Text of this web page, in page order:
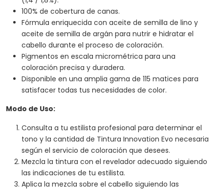
100% de cobertura de canas.
Fórmula enriquecida con aceite de semilla de lino y
aceite de semilla de argán para nutrir e hidratar el
cabello durante el proceso de coloración.
Pigmentos en escala micrométrica para una
coloración precisa y duradera.
Disponible en una amplia gama de 115 matices para
satisfacer todas tus necesidades de color.
Modo de Uso:
Consulta a tu estilista profesional para determinar el
tono y la cantidad de Tintura Innovation Evo necesaria
según el servicio de coloración que desees.
Mezcla la tintura con el revelador adecuado siguiendo
las indicaciones de tu estilista.
Aplica la mezcla sobre el cabello siguiendo las